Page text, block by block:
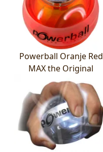
Powerball Oranje Red
MAX the Original